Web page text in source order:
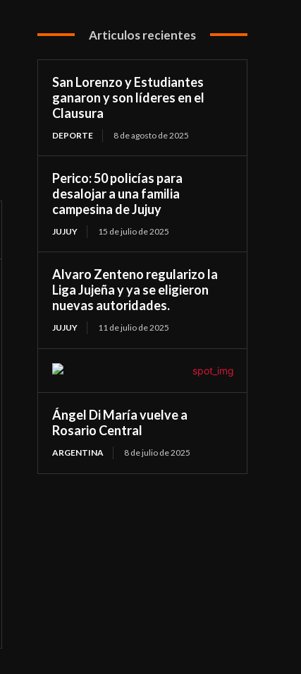
Articulos recientes
San Lorenzo y Estudiantes
ganaron y son líderes en el
Clausura
DEPORTE 8 de agosto de 2025
Perico: 50 policías para
desalojar a una familia
campesina de Jujuy
JUJUY 15 de julio de 2025
Alvaro Zenteno regularizo la
Liga Jujeña y ya se eligieron
nuevas autoridades.
JUJUY 11 de julio de 2025
Ángel Di María vuelve a
Rosario Central
ARGENTINA 8 de julio de 2025